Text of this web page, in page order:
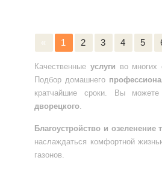
« 1 2 3 4 5
Качественныеуслуги во многих
Подбор домашнего
кратчайшие сроки. Вы
дворецкого.
Благоустройство и
наслаждаться комфортной
газонов.